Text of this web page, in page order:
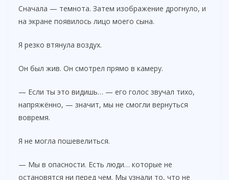
Сначала — темнота. Затем изображение дрогнуло, и
на экране появилось лицо моего сына.
Я резко втянула воздух.
Он был жив. Он смотрел прямо в камеру.
— Если ты это видишь… — его голос звучал тихо,
напряжённо, — значит, мы не смогли вернуться
вовремя.
Я не могла пошевелиться.
— Мы в опасности. Есть люди… которые не
остановятся ни перед чем. Мы узнали то, что не